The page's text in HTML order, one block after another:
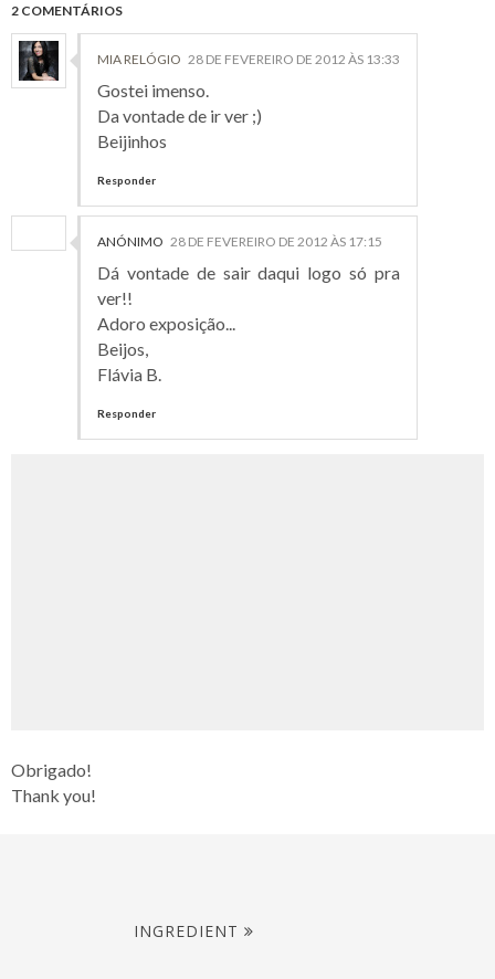
2 COMENTÁRIOS
MIA RELÓGIO 28 DE FEVEREIRO DE 2012 ÀS 13:33
Gostei imenso.
Da vontade de ir ver ;)
Beijinhos
Responder
ANÓNIMO 28 DE FEVEREIRO DE 2012 ÀS 17:15
Dá vontade de sair daqui logo só pra
ver!!
Adoro exposição...
Beijos,
Flávia B.
Responder
Obrigado!
Thank you!
INGREDIENT